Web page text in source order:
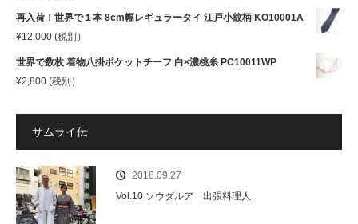
再入荷！世界で１本 8cm幅レギュラータイ 江戸小紋柄 KO10001A
¥12,000 (税別）
世界で数枚 着物八掛ポケットチーフ 白×濃桃糸 PC10011WP
¥2,800 (税別）
サムライ伝
2018.09.27
Vol.10 ソウダルア 出張料理人